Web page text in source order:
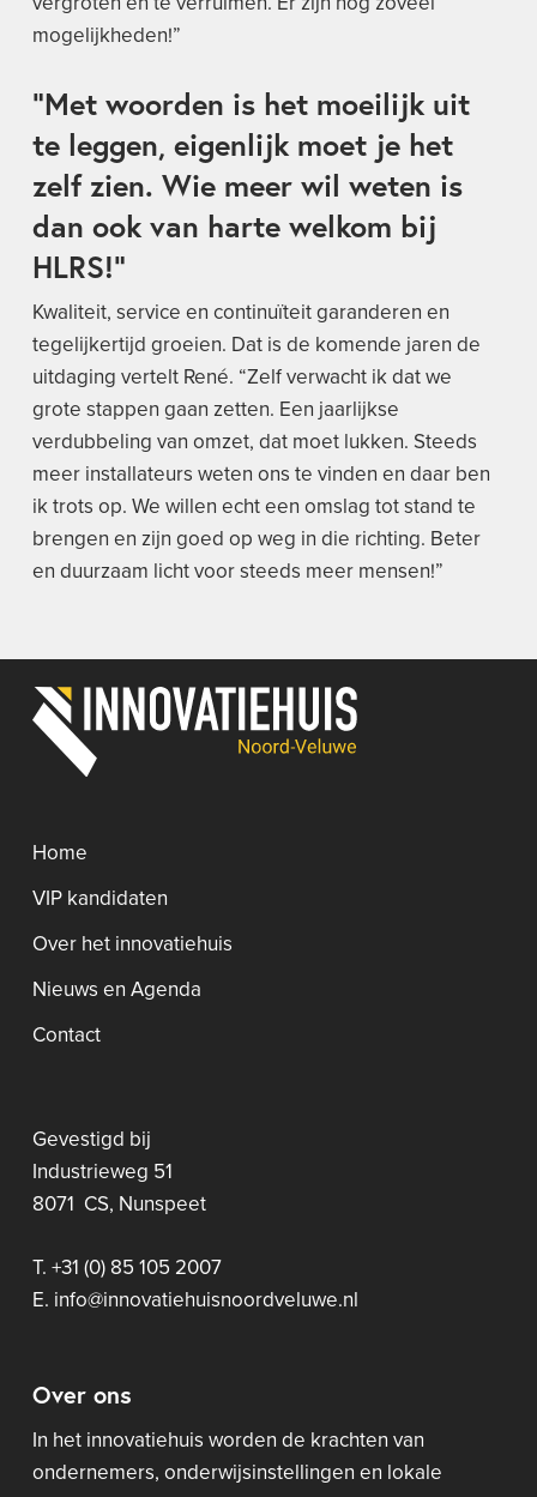
mogelijkheden!”
“Met woorden is het moeilijk uit
te leggen, eigenlijk moet je het
zelf zien. Wie meer wil weten is
dan ook van harte welkom bij
HLRS!”
Kwaliteit, service en continuïteit garanderen en
tegelijkertijd groeien. Dat is de komende jaren de
uitdaging vertelt René. “Zelf verwacht ik dat we
grote stappen gaan zetten. Een jaarlijkse
verdubbeling van omzet, dat moet lukken. Steeds
meer installateurs weten ons te vinden en daar ben
ik trots op. We willen echt een omslag tot stand te
brengen en zijn goed op weg in die richting. Beter
en duurzaam licht voor steeds meer mensen!”
Home
VIP kandidaten
Over het innovatiehuis
Nieuws en Agenda
Contact
Gevestigd bij
Industrieweg 51
8071 CS, Nunspeet
T. +31 (0) 85 105 2007
E. info@innovatiehuisnoordveluwe.nl
Over ons
In het innovatiehuis worden de krachten van
ondernemers, onderwijsinstellingen en lokale